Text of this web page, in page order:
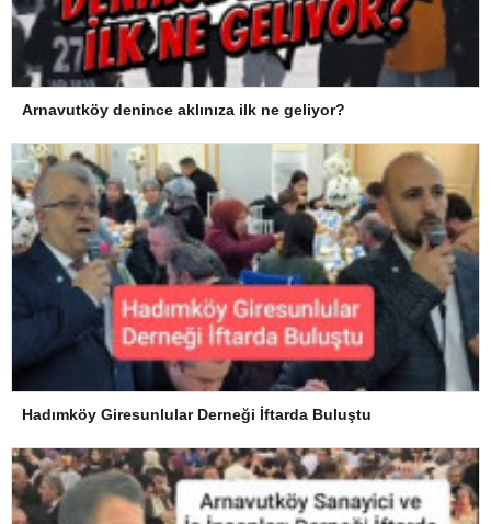
Arnavutköy denince aklınıza ilk ne geliyor?
Hadımköy Giresunlular Derneği İftarda Buluştu